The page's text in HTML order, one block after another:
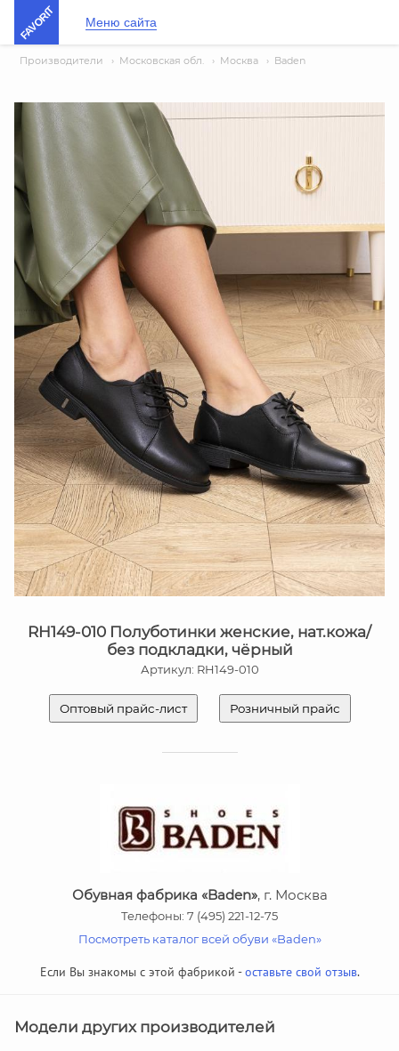
FAVORIT Меню сайта
Производители › Московская обл. › Москва › Baden
RH149-010 Полуботинки женские, нат.кожа/
без подкладки, чёрный
Артикул: RH149-010
Оптовый прайс-лист Розничный прайс
Обувная фабрика «Baden», г. Москва
Телефоны: 7 (495) 221-12-75
Посмотреть каталог всей обуви «Baden»
Если Вы знакомы с этой фабрикой -оставьте свой отзыв.
Модели других производителей